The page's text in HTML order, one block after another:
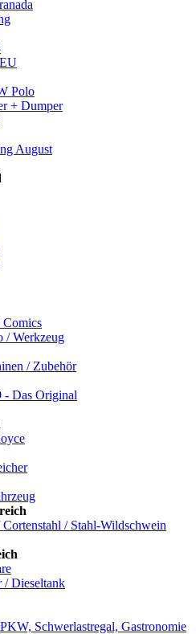
Polo
+ Dumper
August
Comics
/ Werkzeug
/ Zubehör
- Das Original
/ Stahl-Wildschwein
/ Dieseltank
Schwerlastregal, Gastronomie